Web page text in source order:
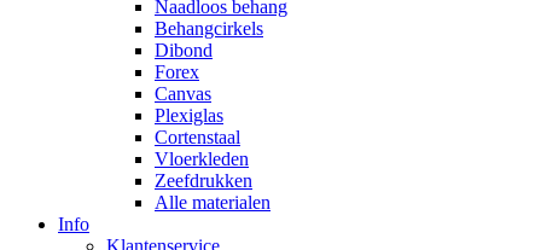
Naadloos behang
Behangcirkels
Dibond
Forex
Canvas
Plexiglas
Cortenstaal
Vloerkleden
Zeefdrukken
Alle materialen
Info
Klantenservice